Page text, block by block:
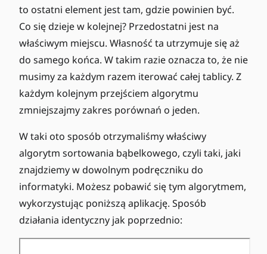
to ostatni element jest tam, gdzie powinien być.
Co się dzieje w kolejnej? Przedostatni jest na
właściwym miejscu. Własność ta utrzymuje się aż
do samego końca. W takim razie oznacza to, że nie
musimy za każdym razem iterować całej tablicy. Z
każdym kolejnym przejściem algorytmu
zmniejszajmy zakres porównań o jeden.
W taki oto sposób otrzymaliśmy właściwy
algorytm sortowania bąbelkowego, czyli taki, jaki
znajdziemy w dowolnym podręczniku do
informatyki. Możesz pobawić się tym algorytmem,
wykorzystując poniższą aplikację. Sposób
działania identyczny jak poprzednio: